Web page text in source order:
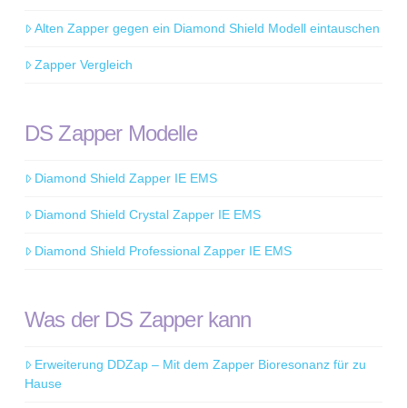
Alten Zapper gegen ein Diamond Shield Modell eintauschen
Zapper Vergleich
DS Zapper Modelle
Diamond Shield Zapper IE EMS
Diamond Shield Crystal Zapper IE EMS
Diamond Shield Professional Zapper IE EMS
Was der DS Zapper kann
Erweiterung DDZap – Mit dem Zapper Bioresonanz für zu
Hause